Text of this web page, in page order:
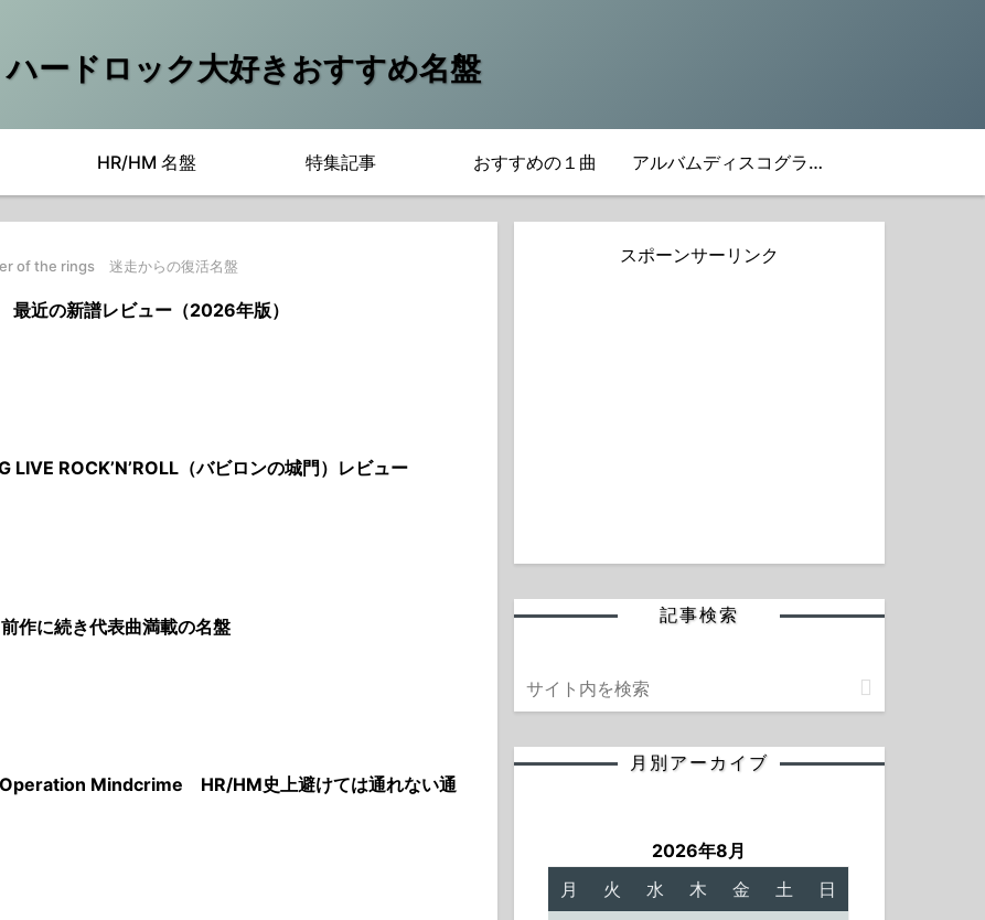
ハードロック大好きおすすめ名盤
HR/HM 名盤 特集記事 おすすめの１曲 アルバムディスコグラフィ
of the rings 迷走からの復活名盤
近の新譜レビュー（2026年版）
LIVE ROCK’N’ROLL（バビロンの城門）レビュー
に続き代表曲満載の名盤
Mindcrime HR/HM史上避けては通れない通
スポーンサーリンク
記事検索
月別アーカイブ
2026年8月
月
火 水 木 金 土
日